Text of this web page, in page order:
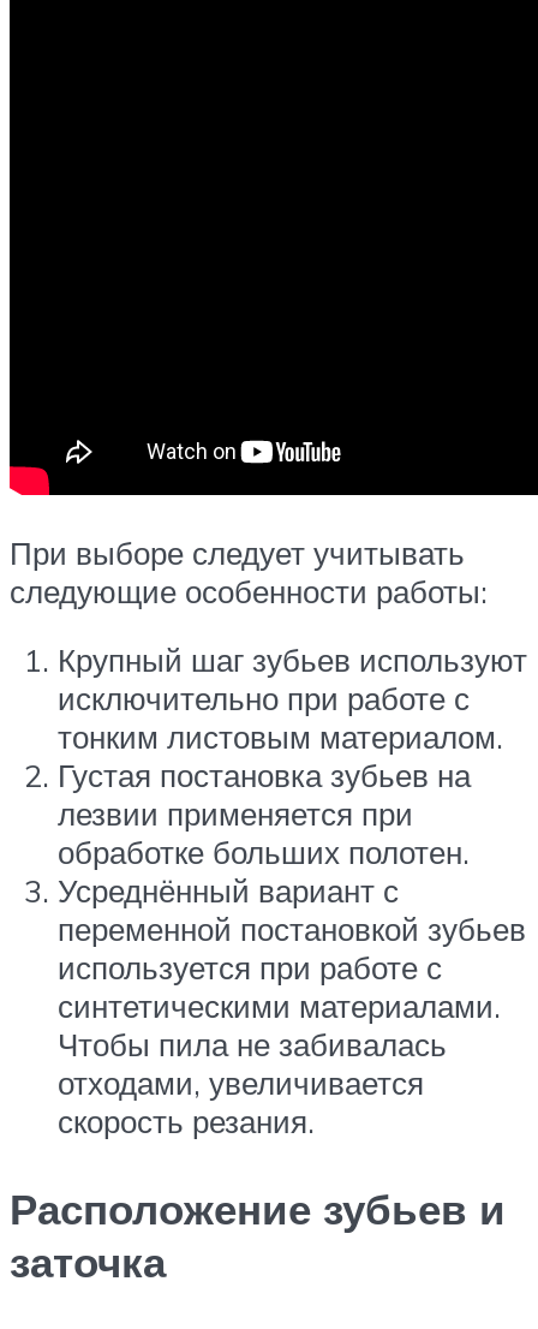
При выборе следует учитывать
следующие особенности работы:
Крупный шаг зубьев используют
исключительно при работе с
тонким листовым материалом.
Густая постановка зубьев на
лезвии применяется при
обработке больших полотен.
Усреднённый вариант с
переменной постановкой зубьев
используется при работе с
синтетическими материалами.
Чтобы пила не забивалась
отходами, увеличивается
скорость резания.
Расположение зубьев и
заточка